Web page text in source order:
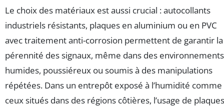
Le choix des matériaux est aussi crucial : autocollants
industriels résistants, plaques en aluminium ou en PVC
avec traitement anti-corrosion permettent de garantir la
pérennité des signaux, même dans des environnements
humides, poussiéreux ou soumis à des manipulations
répétées. Dans un entrepôt exposé à l’humidité comme
ceux situés dans des régions côtières, l’usage de plaques